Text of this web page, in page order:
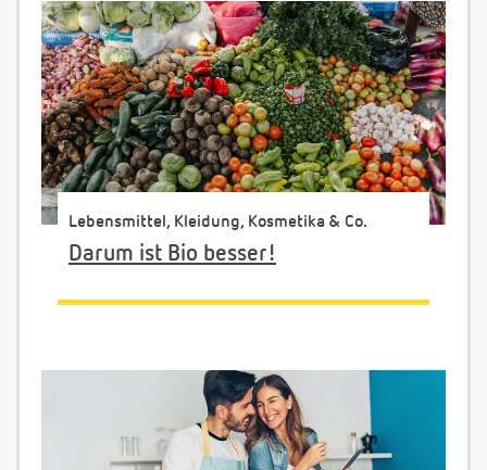
Lebensmittel, Kleidung, Kosmetika & Co.
Darum ist Bio besser!